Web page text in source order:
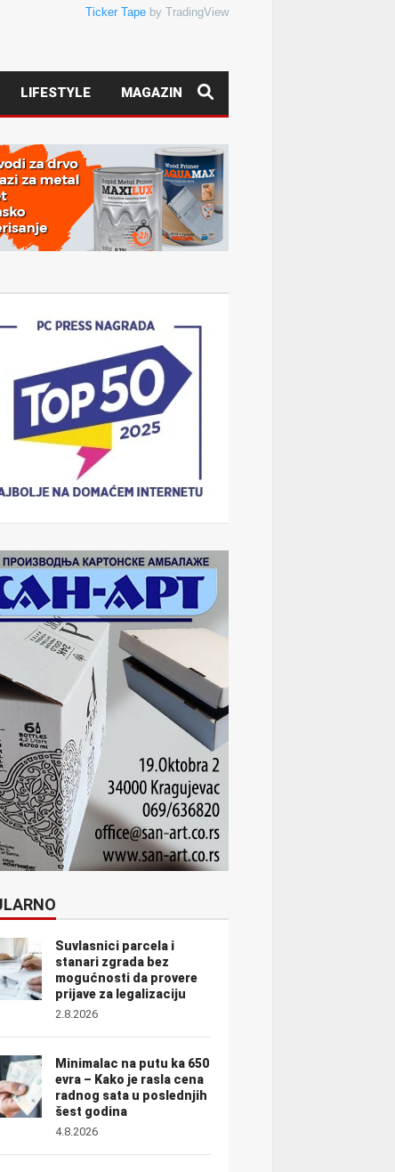
Ticker Tape by TradingView
LIFESTYLE MAGAZIN
Suvlasnici parcela i
stanari zgrada bez
mogućnosti da provere
prijave za legalizaciju
2.8.2026
Minimalac na putu ka 650
evra – Kako je rasla cena
radnog sata u poslednjih
šest godina
4.8.2026